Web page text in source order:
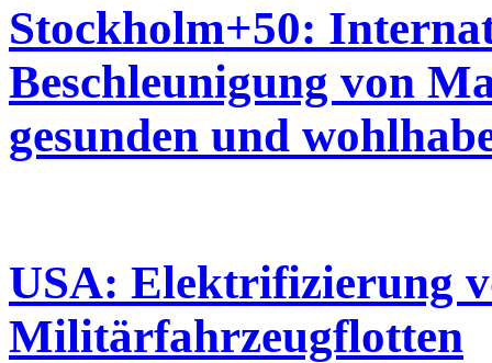
Stockholm+50:
Beschleunigung von
gesunden und
USA: Elektrifizierung
Militärfahrzeugflotten